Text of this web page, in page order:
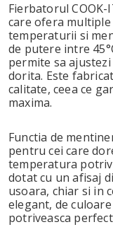
Fierbatorul
care ofera
temperaturii si
de putere intre
permite sa
dorita. Este
calitate, ceea ce
maxima.
Functia de
pentru cei care
temperatura
dotat cu un afisaj
usoara, chiar si in
elegant, de
potriveasca